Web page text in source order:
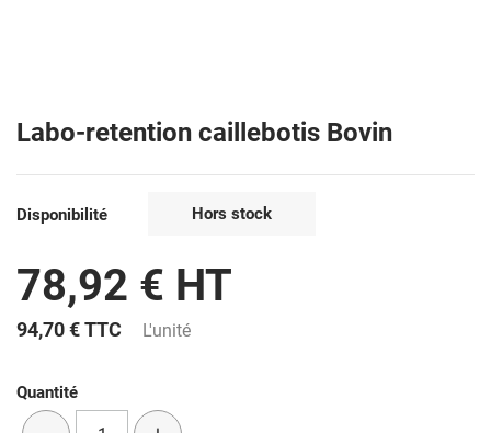
Labo-retention caillebotis Bovin
Disponibilité Hors stock
78,92 € HT
94,70 €TTC L'unité
Quantité